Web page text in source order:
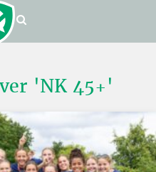
'NK 45+'